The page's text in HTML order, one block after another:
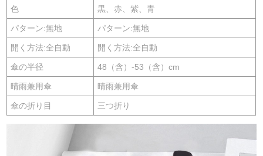
色 黒、赤、紫、青
パターン:無地 パターン:無地
開く方法:全自動 開く方法:全自動
傘の半径 48（含）-53（含）cm
晴雨兼用傘 晴雨兼用傘
傘の折り目 三つ折り